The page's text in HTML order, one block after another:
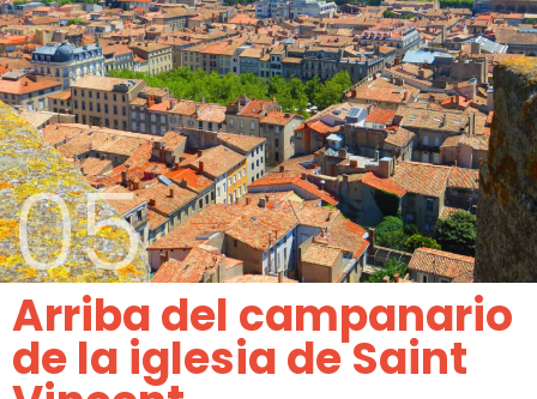
05
Arriba del campanario
de la iglesia de Saint